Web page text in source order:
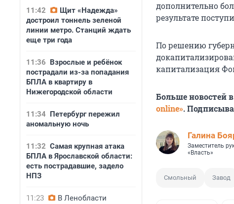
11:42
Щит «Надежда»
достроил тоннель зеленой
линии метро. Станций ждать
еще три года
11:36 Взрослые и ребёнок
пострадали из-за попадания
БПЛА в квартиру в
Нижегородской области
11:34 Петербург пережил
аномальную ночь
11:32 Самая крупная атака
БПЛА в Ярославской области:
есть пострадавшие, задело
НПЗ
11:23
В Ленобласти
дополнительно
результате
По решению
капитализация
Больше новостей
online».
Галина
Заместитель
«Власть»
Смольный Завод